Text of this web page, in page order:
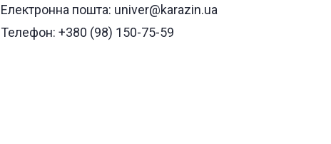
Електронна пошта: univer@karazin.ua
Телефон: +380 (98) 150-75-59